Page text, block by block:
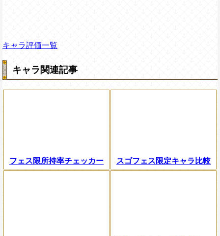
キャラ評価一覧
キャラ関連記事
フェス限所持率チェッカー スゴフェス限定キャラ比較